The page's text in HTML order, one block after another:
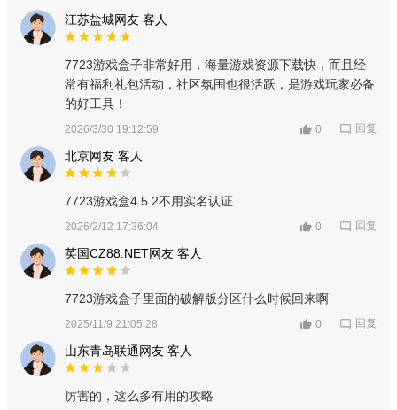
江苏盐城网友 客人
7723游戏盒子非常好用，海量游戏资源下载快，而且经
常有福利礼包活动，社区氛围也很活跃，是游戏玩家必备
的好工具！
2026/3/30 19:12:59 0 回复
北京网友 客人
7723游戏盒4.5.2不用实名认证
2026/2/12 17:36:04 0 回复
英国CZ88.NET网友 客人
7723游戏盒子里面的破解版分区什么时候回来啊
2025/11/9 21:05:28 0 回复
山东青岛联通网友 客人
厉害的，这么多有用的攻略